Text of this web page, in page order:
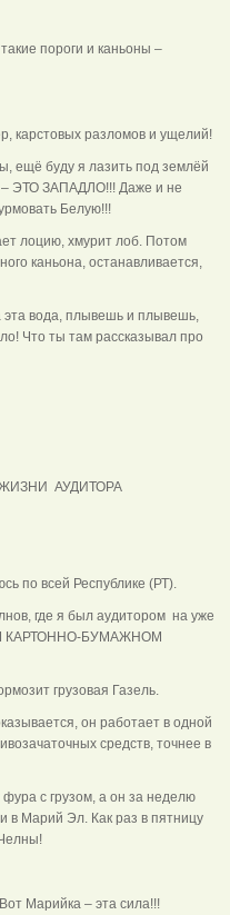
пороги и каньоны –
карстовых разломов и ущелий!
ещё буду я лазить под землёй
– ЭТО ЗАПАДЛО!!! Даже и не
Белую!!!
лоцию, хмурит лоб. Потом
каньона, останавливается,
эта вода, плывешь и плывешь,
Что ты там рассказывал про
АУДИТОРА
по всей Республике (РТ).
где я был аудитором на уже
КАРТОННО-БУМАЖНОМ
грузовая Газель.
он работает в одной
средств, точнее в
с грузом, а он за неделю
в Марий Эл. Как раз в пятницу
Марийка – эта сила!!!